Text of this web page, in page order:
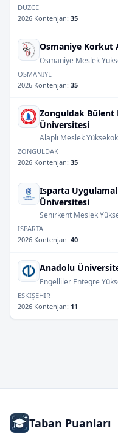
DÜZCE
2026 Kontenjan: 35
Osmaniye Korkut
Osmaniye Meslek
OSMANİYE
2026 Kontenjan: 35
Zonguldak Bülent
Üniversitesi
Alaplı Meslek
ZONGULDAK
2026 Kontenjan: 35
Isparta
Üniversitesi
Senirkent Meslek
ISPARTA
2026 Kontenjan: 40
Anadolu
Engelliler Entegre
ESKİŞEHİR
2026 Kontenjan: 11
Taban Puanları